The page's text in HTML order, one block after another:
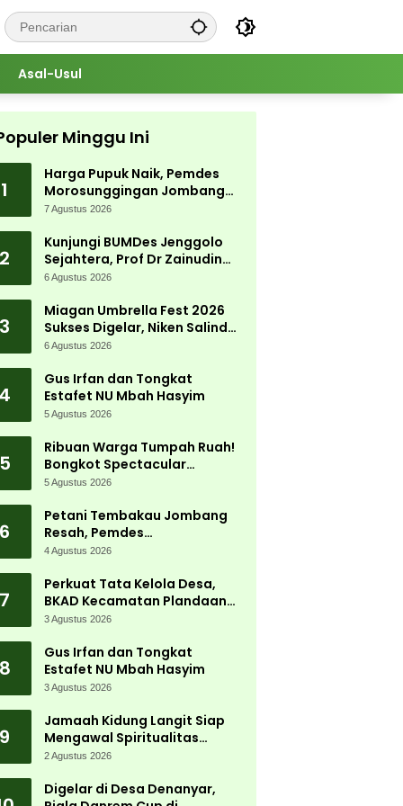
Asal-Usul
Minggu Ini
1
Harga Pupuk Naik, Pemdes
Morosunggingan Jombang
Cari Solusi Lewat Kajian
7 Agustus 2026
2
Kunjungi BUMDes Jenggolo
Sejahtera, Prof Dr Zainudin
Maliki: Kita Wujudkan
Potensi Desa
6 Agustus 2026
3
Miagan Umbrella Fest 2026
Sukses Digelar, Niken Salindry
Jadi Magnet Ribuan
6 Agustus 2026
4
Gus Irfan dan Tongkat
Estafet NU Mbah Hasyim
5 Agustus 2026
5
Ribuan Warga Tumpah Ruah!
Bongkot Spectacular
Carnival 2026 Jadi Pesta
Peterongan
5 Agustus 2026
6
Petani Tembakau Jombang
Resah, Pemdes
Tanjungwadung dan Disperta
4 Agustus 2026
7
Perkuat Tata Kelola Desa,
BKAD Kecamatan Plandaan
Gelar Pelatihan Aparatur
3 Agustus 2026
8
Gus Irfan dan Tongkat
Estafet NU Mbah Hasyim
3 Agustus 2026
9
Jamaah Kidung Langit Siap
Mengawal Spiritualitas
Muktamar NU
2 Agustus 2026
Digelar di Desa Denanyar,